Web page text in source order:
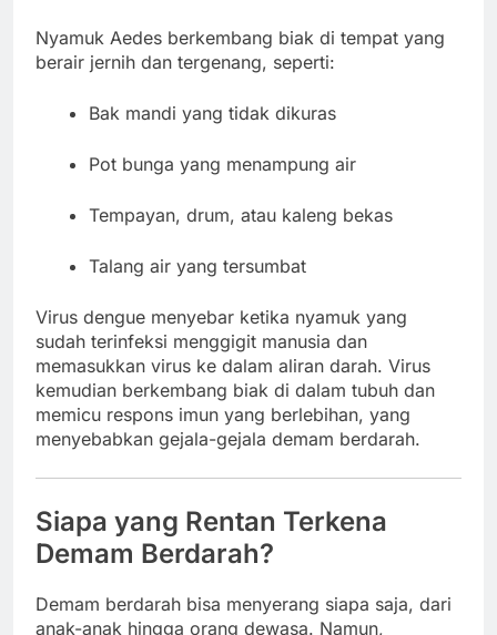
Nyamuk Aedes berkembang biak di tempat yang
berair jernih dan tergenang, seperti:
Bak mandi yang tidak dikuras
Pot bunga yang menampung air
Tempayan, drum, atau kaleng bekas
Talang air yang tersumbat
Virus dengue menyebar ketika nyamuk yang
sudah terinfeksi menggigit manusia dan
memasukkan virus ke dalam aliran darah. Virus
kemudian berkembang biak di dalam tubuh dan
memicu respons imun yang berlebihan, yang
menyebabkan gejala-gejala demam berdarah.
Siapa yang Rentan Terkena
Demam Berdarah?
Demam berdarah bisa menyerang siapa saja, dari
anak-anak hingga orang dewasa. Namun,